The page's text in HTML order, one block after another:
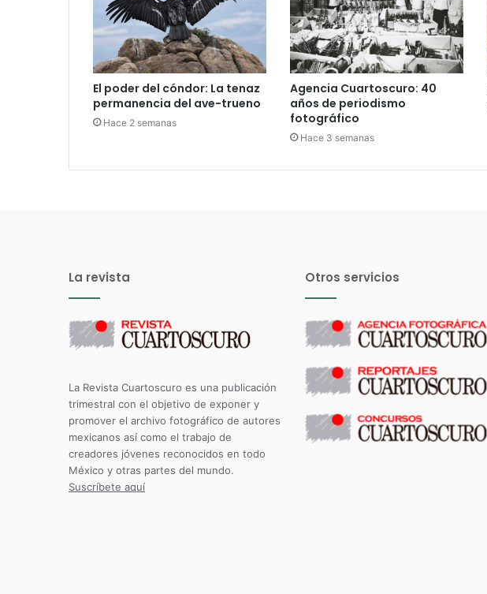
El poder del cóndor: La tenaz
permanencia del ave-trueno
Hace 2 semanas
Agencia Cuartoscuro: 40
años de periodismo
fotográfico
Hace 3 semanas
La revista
La Revista Cuartoscuro es una publicación
trimestral con el objetivo de exponer y
promover el archivo fotográfico de autores
mexicanos así como el trabajo de
creadores jóvenes reconocidos en todo
México y otras partes del mundo.
Suscríbete aquí
Otros servicios